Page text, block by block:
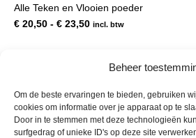
Beheer
Om de beste ervaringen te bieden, gebruiken
cookies om informatie over je apparaat op te
Door in te stemmen met deze technologieën
surfgedrag of unieke ID's op deze site
gekozen
op
de
Alle Teken en Vlooien poeder
€ 20,50 - € 23,50Prijsklasse:
€ 23,50
incl. btw